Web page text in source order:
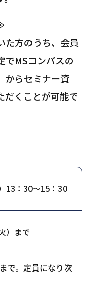
た方のうち、会員
でMSコンパスの
からセミナー資
だくことが可能で
13：30～15：30
）まで
。定員になり次